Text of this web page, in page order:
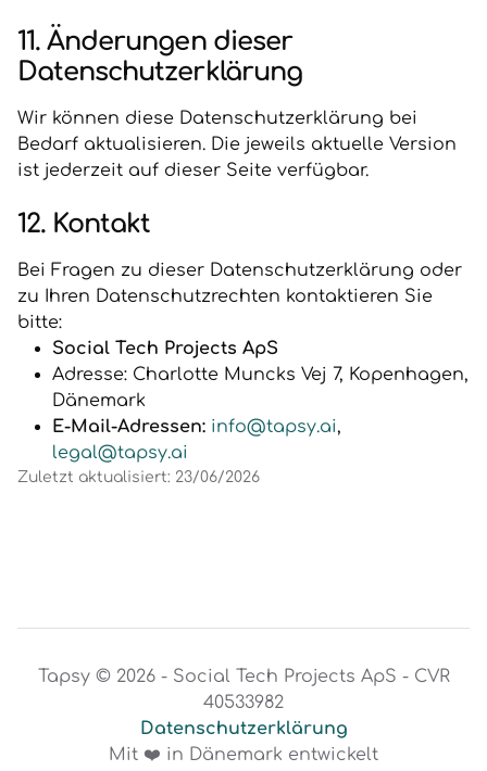
11. Änderungen dieser
Datenschutzerklärung
Wir können diese Datenschutzerklärung bei
Bedarf aktualisieren. Die jeweils aktuelle Version
ist jederzeit auf dieser Seite verfügbar.
12. Kontakt
Bei Fragen zu dieser Datenschutzerklärung oder
zu Ihren Datenschutzrechten kontaktieren Sie
bitte:
Social Tech Projects ApS
Adresse: Charlotte Muncks Vej 7, Kopenhagen,
Dänemark
E-Mail-Adressen: info@tapsy.ai,
legal@tapsy.ai
Zuletzt aktualisiert: 23/06/2026
Tapsy © 2026 - Social Tech Projects ApS - CVR
40533982
Datenschutzerklärung
Mit ❤️ in Dänemark entwickelt